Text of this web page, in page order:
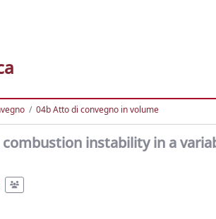
04b Atto di convegno in volume
instability in a